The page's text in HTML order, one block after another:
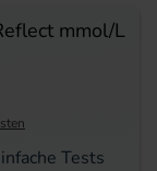
mmol/L
Tests